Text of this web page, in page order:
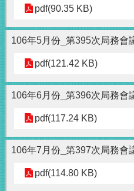
pdf(90.35 KB)
106年5月份_第395次局務會
pdf(121.42 KB)
106年6月份_第396次局務會
pdf(117.24 KB)
106年7月份_第397次局務會
pdf(114.80 KB)